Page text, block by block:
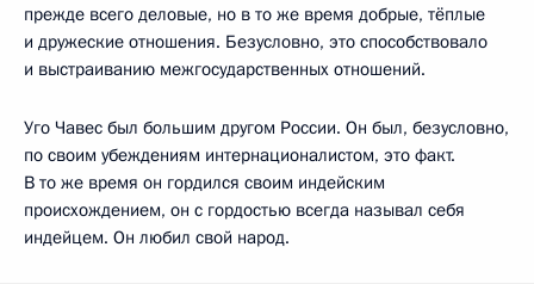
прежде всего деловые, но в то же время добрые, тёплые
и дружеские отношения. Безусловно, это способствовало
и выстраиванию межгосударственных отношений.
Уго Чавес был большим другом России. Он был, безусловно,
по своим убеждениям интернационалистом, это факт.
В то же время он гордился своим индейским
происхождением, он с гордостью всегда называл себя
индейцем. Он любил свой народ.